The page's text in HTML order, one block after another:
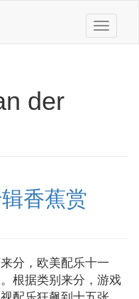
Toggle
der
香蕉赏
分，欧美配乐十一
根据类别来分，游戏